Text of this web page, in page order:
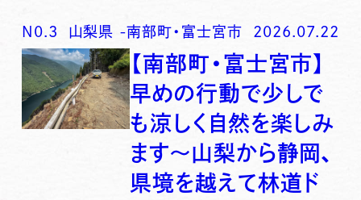
N0. 3 山梨県 -南部町・富士宮市 2026.07.22
【南部町・富士宮市】
早めの行動で少しで
も涼しく自然を楽しみ
ます〜山梨から静岡、
県境を越えて林道ド